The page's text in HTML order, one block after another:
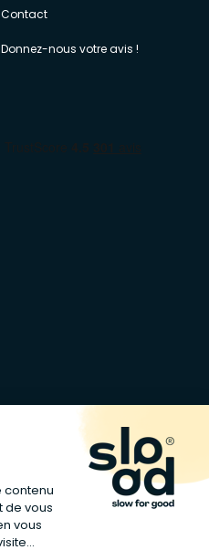
Contact
Donnez-nous votre avis !